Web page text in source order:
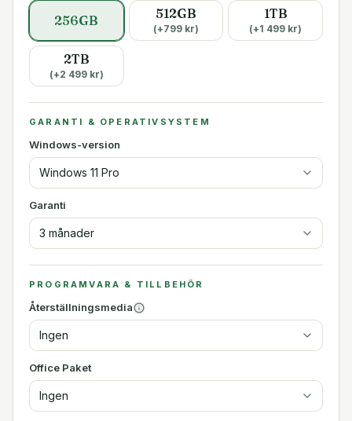
256GB 512GB
(+799kr)
1TB
(+1 499 kr)
2TB
(+2 499kr)
GARANTI & OPERATIVSYSTEM
Windows-version
Windows 11 Pro
Garanti
3 månader
PROGRAMVARA & TILLBEHÖR
Återställningsmedia
Ingen
Office Paket
Ingen